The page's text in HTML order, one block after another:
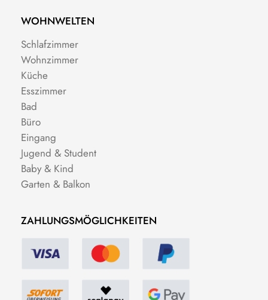
WOHNWELTEN
Schlafzimmer
Wohnzimmer
Küche
Esszimmer
Bad
Büro
Eingang
Jugend & Student
Baby & Kind
Garten & Balkon
ZAHLUNGSMÖGLICHKEITEN